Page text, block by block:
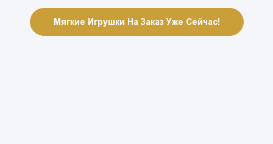
Мягкие Игрушки На Заказ Уже Сейчас!